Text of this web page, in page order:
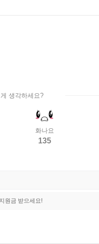
생각하세요?
화나요
135
원금 받으세요!